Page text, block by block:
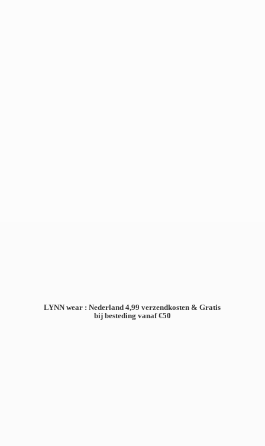
LYNN wear : Nederland 4,99 verzendkosten & Gratis
bij besteding vanaf €50